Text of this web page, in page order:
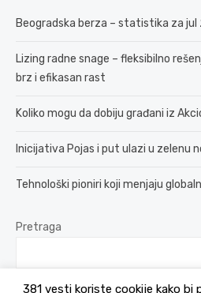
Beogradska berza – statistika za jul
Lizing radne snage – fleksibilno
brz i efikasan rast
Koliko mogu da dobiju građani iz
Inicijativa Pojas i put ulazi u zelenu
Tehnološki pioniri koji menjaju
Pretraga
381 vesti koriste cookije kako bi